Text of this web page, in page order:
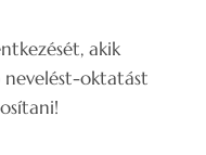
akik
oktatást